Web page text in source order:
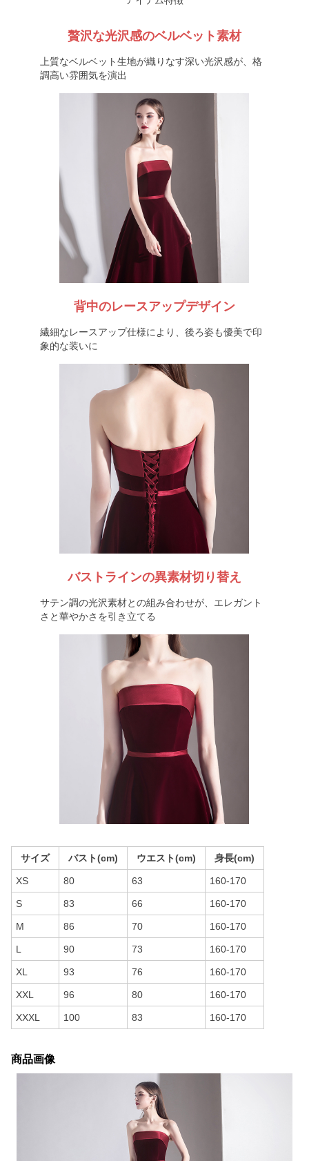
贅沢な光沢感のベルベット素材
上質なベルベット生地が織りなす深い光沢感が、格
調高い雰囲気を演出
背中のレースアップデザイン
繊細なレースアップ仕様により、後ろ姿も優美で印
象的な装いに
バストラインの異素材切り替え
サテン調の光沢素材との組み合わせが、エレガント
さと華やかさを引き立てる
サイズ バスト(cm) ウエスト(cm) 身長(cm)
XS 80 63 160-170
S 83 66 160-170
M 86 70 160-170
L 90 73 160-170
XL 93 76 160-170
XXL 96 80 160-170
XXXL 100 83 160-170
商品画像